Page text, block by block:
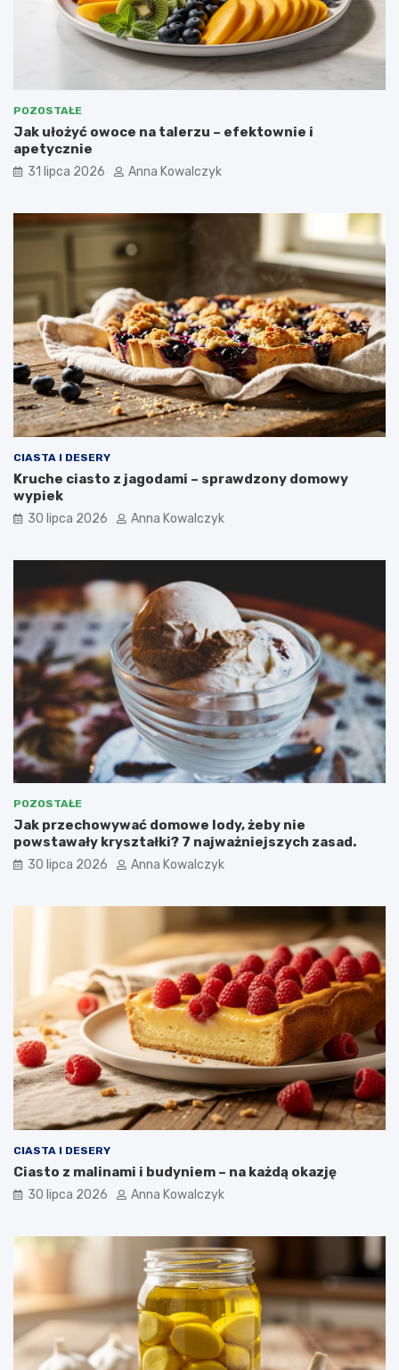
POZOSTAŁE
Jak ułożyć owoce na talerzu – efektownie i
apetycznie
31 lipca 2026 Anna Kowalczyk
CIASTA I DESERY
Kruche ciasto z jagodami – sprawdzony domowy
wypiek
30 lipca 2026 Anna Kowalczyk
POZOSTAŁE
Jak przechowywać domowe lody, żeby nie
powstawały kryształki? 7 najważniejszych zasad.
30 lipca 2026 Anna Kowalczyk
CIASTA I DESERY
Ciasto z malinami i budyniem – na każdą okazję
30 lipca 2026 Anna Kowalczyk